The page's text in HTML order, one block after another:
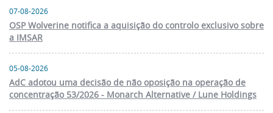
07-08-2026
OSP Wolverine notifica a aquisição do controlo exclusivo sobre
a IMSAR
05-08-2026
AdC adotou uma decisão de não oposição na operação de
concentração 53/2026 - Monarch Alternative / Lune Holdings